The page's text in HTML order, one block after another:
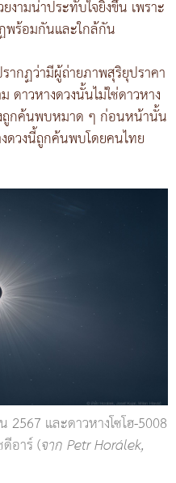
ามน่าประทับใจยิ่งขึ้น เพราะ
พร้อมกันและใกล้กัน
กฏว่ามีผู้ถ่ายภาพสุริยุปราคา
ดาวหางดวงนั้นไม่ใช่ดาวหาง
ถูกค้นพบหมาด ๆ ก่อนหน้านั้น
ดวงนี้ถูกค้นพบโดยคนไทย
และดาวหางโซโฮ-5008
อาร์ (จาก Petr Horálek,